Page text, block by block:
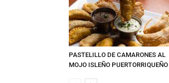
PASTELILLO DE CAMARONES AL
MOJO ISLEÑO PUERTORRIQUEÑO